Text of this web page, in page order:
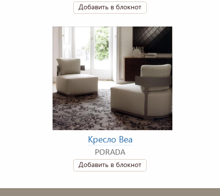
Добавить в блокнот
Кресло Bea
PORADA
Добавить в блокнот